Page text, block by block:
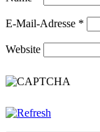
E-Mail-Adresse *
Website